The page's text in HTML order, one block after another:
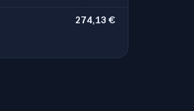
274,13 €